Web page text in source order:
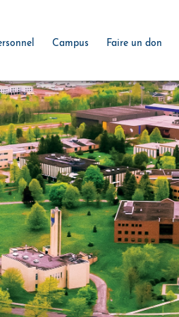
Campus Faire un don